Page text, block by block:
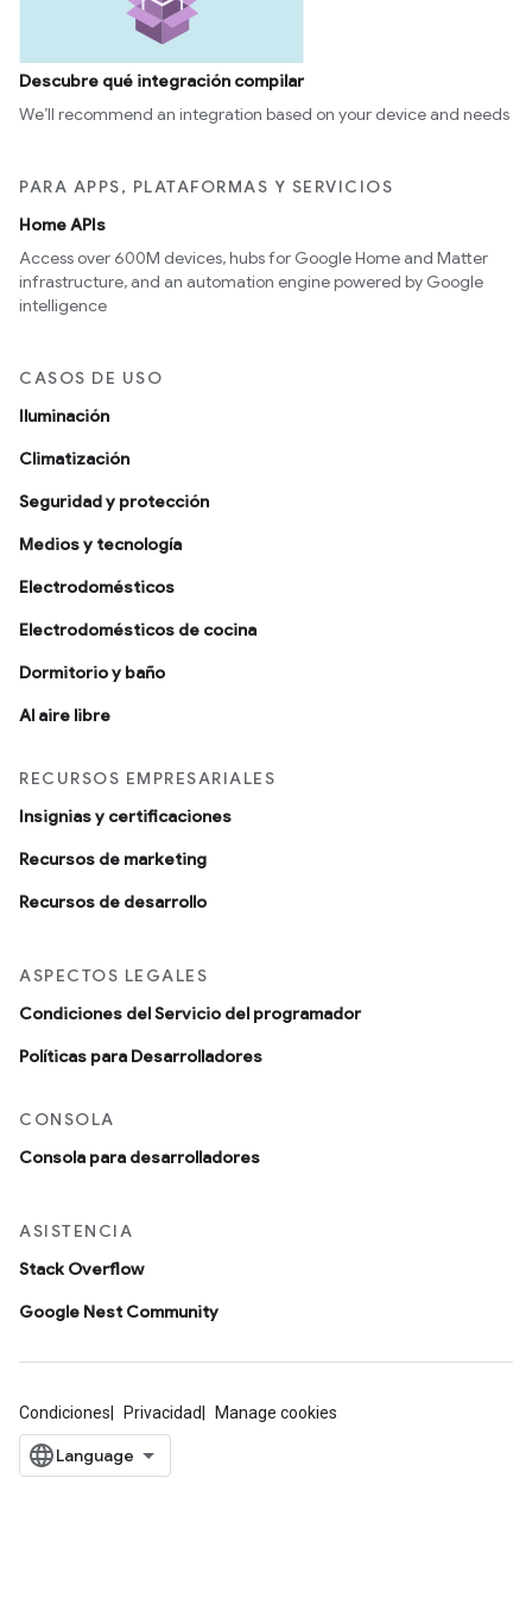
Descubre qué integración compilar
We’ll recommend an integration based on your device and needs
PARA APPS, PLATAFORMAS Y SERVICIOS
Home APIs
Access over 600M devices, hubs for Google Home and Matter
infrastructure, and an automation engine powered by Google
intelligence
CASOS DE USO
Iluminación
Climatización
Seguridad y protección
Medios y tecnología
Electrodomésticos
Electrodomésticos de cocina
Dormitorio y baño
Al aire libre
RECURSOS EMPRESARIALES
Insignias y certificaciones
Recursos de marketing
Recursos de desarrollo
ASPECTOS LEGALES
Condiciones del Servicio del programador
Políticas para Desarrolladores
CONSOLA
Consola para desarrolladores
ASISTENCIA
Stack Overflow
Google Nest Community
Condiciones Privacidad Manage cookies